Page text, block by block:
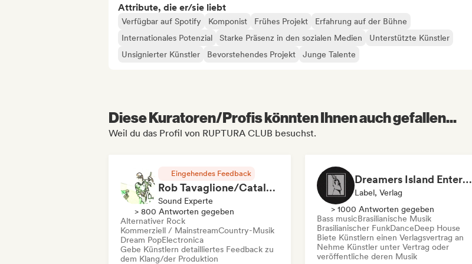
Attribute, die er/sie liebt
Verfügbar auf Spotify Komponist Frühes Projekt
Erfahrung auf der Bühne
Internationales Potenzial
Starke Präsenz in den sozialen Medien
Unterstützte Künstler
Unsignierter Künstler
Bevorstehendes Projekt Junge Talente
Diese Kuratoren/Profis könnten Ihnen auch gefallen...
Weil du das Profil von RUPTURA CLUB besuchst.
Eingehendes Feedback
Rob Tavaglione/Catalyst Recording
Sound Experte
> 800 Antworten gegeben
Alternativer Rock
Kommerziell / MainstreamCountry-Musik
Dream PopElectronica
Gebe Künstlern detailliertes Feedback zu
dem Klang/der Produktion
Dreamers Island Entertainment
Label, Verlag
> 1000 Antworten gegeben
Bass musicBrasilianische Musik
Brasilianischer FunkDanceDeep House
Biete Künstlern einen Verlagsvertrag an
Nehme Künstler unter Vertrag oder
veröffentliche deren Musik